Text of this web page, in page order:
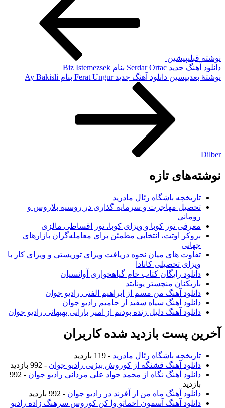
نوشته قبلیپیشین
دانلود آهنگ جدید Serdar Ortac بنام Biz Istemezsek
نوشته‌ٔ بعدیپسین دانلود آهنگ جدید Ferat Ungur بنام Ay Bakisli
Dilber
نوشته‌های تازه
تاریخچه باشگاه رئال مادرید
تحصیل مهاجرت و سرمایه گذاری در روسیه بلاروس و
رومانی
معرفی تور کوبا و ویزای کوبا، تور اقساطی مالزی
بروکر اوتت، انتخابی مطمئن برای معامله‌گران بازارهای
جهانی
تفاوت های میان نحوه دریافت ویزای توریستی و ویزای کار با
ویزای تحصیلی کانادا
دانلود رایگان کتاب خام گیاهخواری آوانسیان
بازیکنان منچستر یونایتد
دانلود آهنگ من مسم از ابراهیم الفتی رادیو جوان
دانلود آهنگ سیاه سفید از حامیم رادیو جوان
دانلود آهنگ دلیل زنده بودنم از امیر بارانی بهبهانی رادیو جوان
آخرین پست بازدید شده کاربران
تاریخچه باشگاه رئال مادرید - 119 بازدید
دانلود آهنگ قشنگه از کوروش بیژنی رادیو جوان - 992 بازدید
دانلود آهنگ نگاه از محمد جواد علی مردانی رادیو جوان
- 992
بازدید
دانلود آهنگ ماه من از آفرند در رادیو جوان - 992 بازدید
دانلود آهنگ آسمون اخماتو وا کن کوروس سرهنگ زاده رادیو